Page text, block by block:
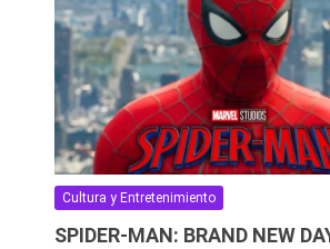
Cultura y Entretenimiento
SPIDER-MAN: BRAND NEW